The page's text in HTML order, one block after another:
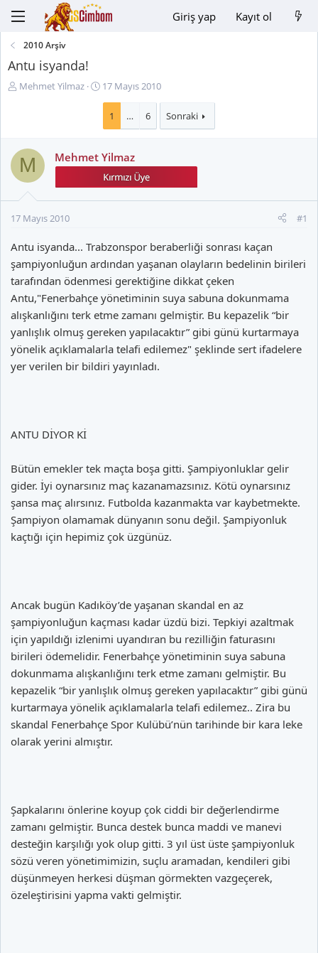
Giriş yap Kayıt ol
2010 Arşiv
Antu isyanda!
K
u
B
a
l
n
Mehmet Yilmaz
B
a
l
n
g
ı
ç
r
h
i
17 Mayıs 2010
1 … 6 Sonraki
M Mehmet Yilmaz
17 Mayıs 2010 #1
Antu isyanda... Trabzonspor beraberliği sonrası kaçan
şampiyonluğun ardından yaşanan olayların bedelinin birileri
tarafından ödenmesi gerektiğine dikkat çeken
Antu,"Fenerbahçe yönetiminin suya sabuna dokunmama
alışkanlığını terk etme zamanı gelmiştir. Bu kepazelik “bir
yanlışlık olmuş gereken yapılacaktır” gibi günü kurtarmaya
yönelik açıklamalarla telafi edilemez" şeklinde sert ifadelere
yer verilen bir bildiri yayınladı.
ANTU DİYOR Kİ
Bütün emekler tek maçta boşa gitti. Şampiyonluklar gelir
gider. İyi oynarsınız maç kazanamazsınız. Kötü oynarsınız
şansa maç alırsınız. Futbolda kazanmakta var kaybetmekte.
Şampiyon olamamak dünyanın sonu değil. Şampiyonluk
kaçtığı için hepimiz çok üzgünüz.
Ancak bugün Kadıköy’de yaşanan skandal en az
şampiyonluğun kaçması kadar üzdü bizi. Tepkiyi azaltmak
için yapıldığı izlenimi uyandıran bu rezilliğin faturasını
birileri ödemelidir. Fenerbahçe yönetiminin suya sabuna
dokunmama alışkanlığını terk etme zamanı gelmiştir. Bu
kepazelik “bir yanlışlık olmuş gereken yapılacaktır” gibi günü
kurtarmaya yönelik açıklamalarla telafi edilemez.. Zira bu
skandal Fenerbahçe Spor Kulübü’nün tarihinde bir kara leke
olarak yerini almıştır.
Şapkalarını önlerine koyup çok ciddi bir değerlendirme
zamanı gelmiştir. Bunca destek bunca maddi ve manevi
desteğin karşılığı yok olup gitti. 3 yıl üst üste şampiyonluk
sözü veren yönetimimizin, suçlu aramadan, kendileri gibi
düşünmeyen herkesi düşman görmekten vazgeçerek,
özeleştirisini yapma vakti gelmiştir.